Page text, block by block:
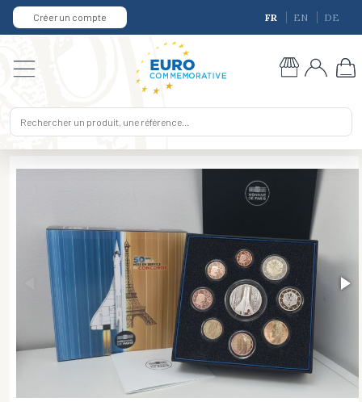
Créer un compte FR EN DE